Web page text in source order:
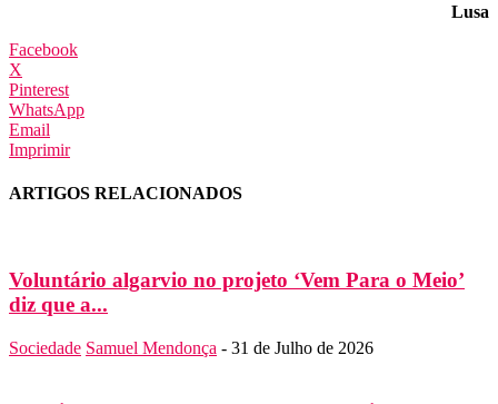
Lusa
Facebook
X
Pinterest
WhatsApp
Email
Imprimir
ARTIGOS RELACIONADOS
Voluntário algarvio no projeto ‘Vem Para o Meio’
diz que a...
Sociedade Samuel Mendonça - 31 de Julho de 2026